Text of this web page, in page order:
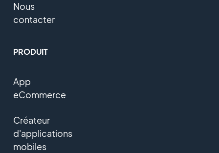
Nous
contacter
PRODUIT
App
eCommerce
Créateur
d'applications
mobiles